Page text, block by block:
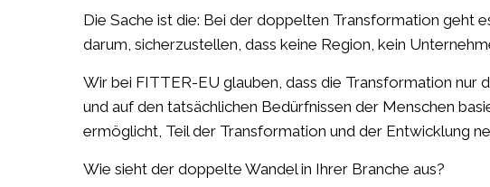
Die Sache ist die: Bei der doppelten Transformation geht
darum, sicherzustellen, dass keine Region, kein
Wir bei FITTER-EU glauben, dass die Transformation nur
und auf den tatsächlichen Bedürfnissen der Menschen
ermöglicht, Teil der Transformation und der Entwicklung
Wie sieht der doppelte Wandel in Ihrer Branche aus?